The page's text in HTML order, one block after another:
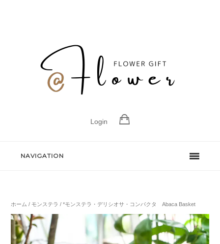
Login
NAVIGATION
ホーム / モンステラ / *モンステラ・デリシオサ・コンパクタ Abaca Basket